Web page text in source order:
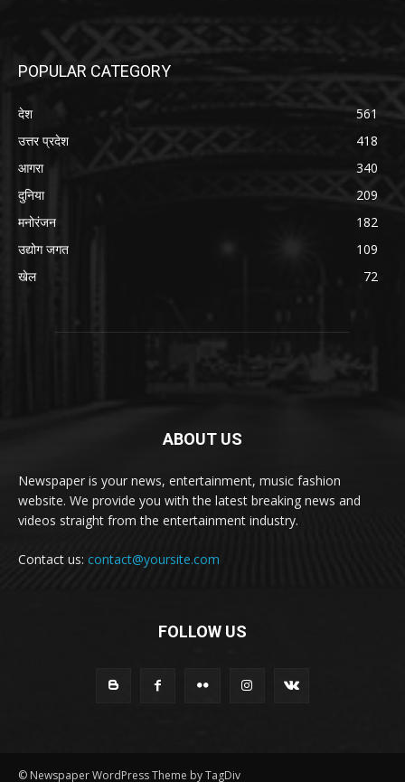
POPULAR CATEGORY
देश
561
उत्तर प्रदेश
418
आगरा
340
दुनिया
209
मनोरंजन
182
उद्योग जगत
109
खेल
72
ABOUT US
Newspaper is your news, entertainment, music fashion
website. We provide you with the latest breaking news and
videos straight from the entertainment industry.
Contact us: contact@yoursite.com
FOLLOW US
© Newspaper WordPress Theme by TagDiv